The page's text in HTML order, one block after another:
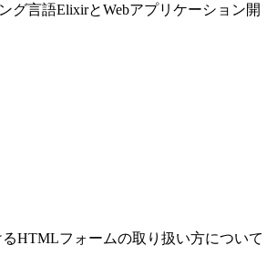
グ言語ElixirとWebアプリケーション開
HTMLフォームの取り扱い方について